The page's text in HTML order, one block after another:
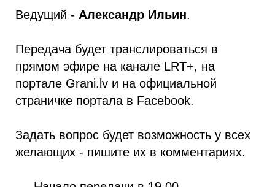
Ведущий - Александр Ильин.
Передача будет транслироваться в
прямом эфире на канале LRT+, на
портале Grani.lv и на официальной
страничке портала в Facebook.
Задать вопрос будет возможность у всех
желающих - пишите их в комментариях.